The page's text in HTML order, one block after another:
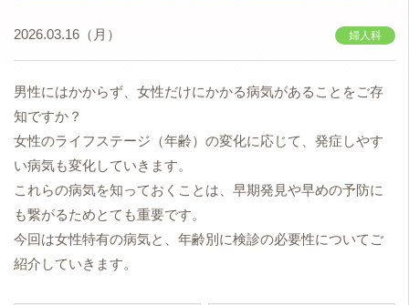
2026.03.16（月） 婦人科
男性にはかからず、女性だけにかかる病気があることをご存
知ですか？
女性のライフステージ（年齢）の変化に応じて、発症しやす
い病気も変化していきます。
これらの病気を知っておくことは、早期発見や早めの予防に
も繋がるためとても重要です。
今回は女性特有の病気と、年齢別に検診の必要性についてご
紹介していきます。